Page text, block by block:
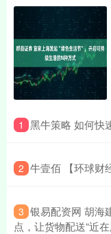
1 黑牛策略 如何快
2 牛壹佰 【环球财
3 银易配资网 胡海
点，让货物配送“近